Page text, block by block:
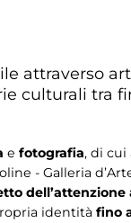
attraverso
culturali tra
e fotografia, di cui
- Galleria
dell’attenzione
identità fino